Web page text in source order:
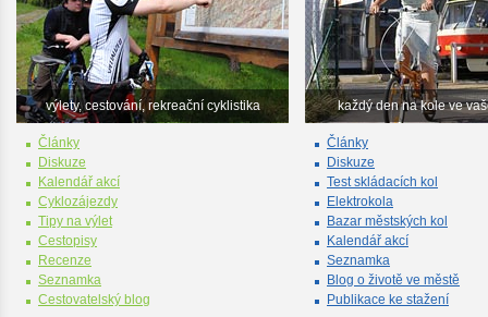
výlety, cestování, rekreační cyklistika
Články
Diskuze
Kalendář akcí
Cyklozájezdy
Tipy na výlet
Cestopisy
Recenze
Seznamka
Cestovatelský blog
každý den na kole ve
Články
Diskuze
Test skládacích kol
Elektrokola
Bazar městských kol
Kalendář akcí
Seznamka
Blog o životě ve městě
Publikace ke stažení